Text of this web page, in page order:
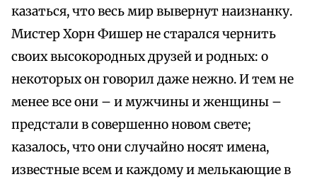
казаться, что весь мир вывернут наизнанку.
Мистер Хорн Фишер не старался чернить
своих высокородных друзей и родных: о
некоторых он говорил даже нежно. И тем не
менее все они – и мужчины и женщины –
предстали в совершенно новом свете;
казалось, что они случайно носят имена,
известные всем и каждому и мелькающие в